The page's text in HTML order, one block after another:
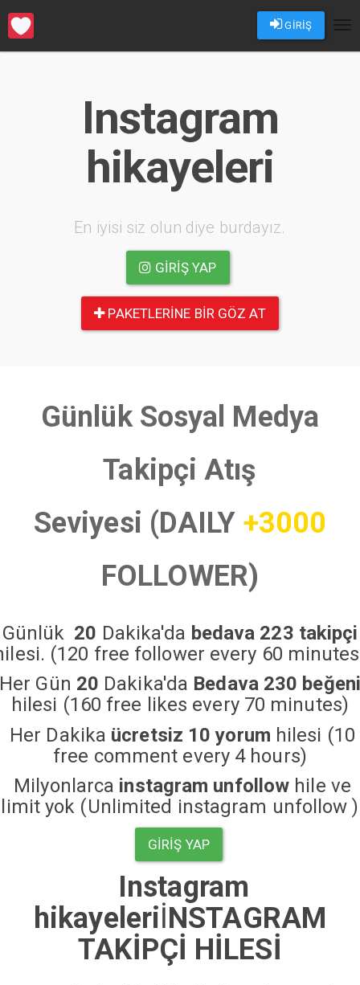
GİRİŞ
Instagram
hikayeleri
En iyisi siz olun diye burdayız.
GIRIŞ YAP
PAKETLERINE BIR GÖZ AT
Günlük Sosyal Medya
Takipçi Atış
Seviyesi (DAILY +3000
FOLLOWER)
Günlük 20 Dakika'da bedava 223 takipçi
(120 free follower every 60
Her Gün 20 Dakika'da Bedava 230 beğeni
hilesi (160 free likes every 70 minutes)
Her Dakika ücretsiz 10 yorum hilesi (10
free comment every 4 hours)
Milyonlarca instagram unfollow hile ve
limit yok (Unlimited instagram unfollow )
GIRIŞ YAP
Instagram
hikayeleriİNSTAGRAM
TAKİPÇİ HİLESİ